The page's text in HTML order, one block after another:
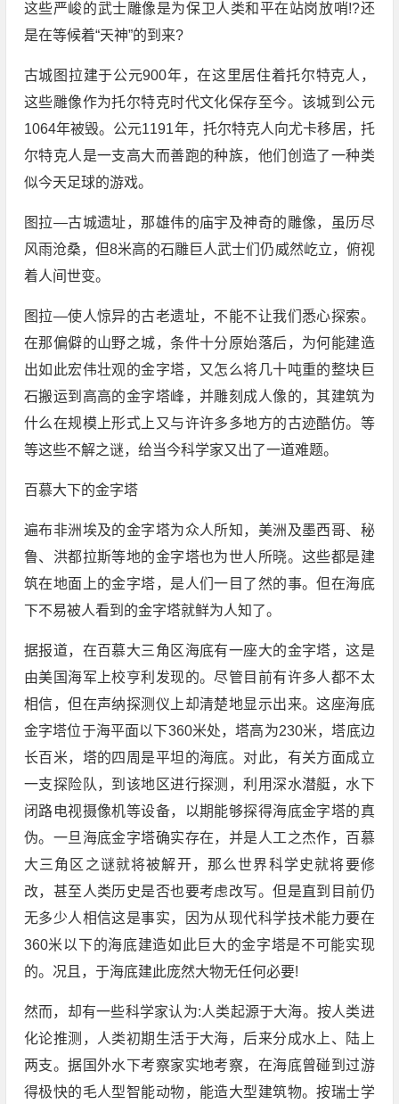
这些严峻的武士雕像是为保卫人类和平在站岗放哨!?还
是在等候着“天神”的到来?
古城图拉建于公元900年，在这里居住着托尔特克人，
这些雕像作为托尔特克时代文化保存至今。该城到公元
1064年被毁。公元1191年，托尔特克人向尤卡移居，托
尔特克人是一支高大而善跑的种族，他们创造了一种类
似今天足球的游戏。
图拉—古城遗址，那雄伟的庙宇及神奇的雕像，虽历尽
风雨沧桑，但8米高的石雕巨人武士们仍威然屹立，俯视
着人间世变。
图拉—使人惊异的古老遗址，不能不让我们悉心探索。
在那偏僻的山野之城，条件十分原始落后，为何能建造
出如此宏伟壮观的金字塔，又怎么将几十吨重的整块巨
石搬运到高高的金字塔峰，并雕刻成人像的，其建筑为
什么在规模上形式上又与许许多多地方的古迹酷仿。等
等这些不解之谜，给当今科学家又出了一道难题。
百慕大下的金字塔
遍布非洲埃及的金字塔为众人所知，美洲及墨西哥、秘
鲁、洪都拉斯等地的金字塔也为世人所晓。这些都是建
筑在地面上的金字塔，是人们一目了然的事。但在海底
下不易被人看到的金字塔就鲜为人知了。
据报道，在百慕大三角区海底有一座大的金字塔，这是
由美国海军上校亨利发现的。尽管目前有许多人都不太
相信，但在声纳探测仪上却清楚地显示出来。这座海底
金字塔位于海平面以下360米处，塔高为230米，塔底边
长百米，塔的四周是平坦的海底。对此，有关方面成立
一支探险队，到该地区进行探测，利用深水潜艇，水下
闭路电视摄像机等设备，以期能够探得海底金字塔的真
伪。一旦海底金字塔确实存在，并是人工之杰作，百慕
大三角区之谜就将被解开，那么世界科学史就将要修
改，甚至人类历史是否也要考虑改写。但是直到目前仍
无多少人相信这是事实，因为从现代科学技术能力要在
360米以下的海底建造如此巨大的金字塔是不可能实现
的。况且，于海底建此庞然大物无任何必要!
然而，却有一些科学家认为:人类起源于大海。按人类进
化论推测，人类初期生活于大海，后来分成水上、陆上
两支。据国外水下考察家实地考察，在海底曾碰到过游
得极快的毛人型智能动物，能造大型建筑物。按瑞士学